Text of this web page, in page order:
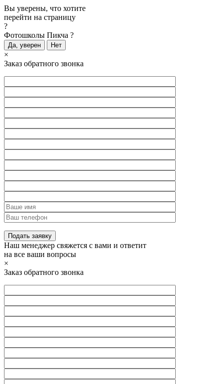
Вы уверены, что хотите
перейти на страницу
?
Фотошколы Пикча ?
×
Заказ обратного звонка
Наш менеджер свяжется с вами и ответит
на все ваши вопросы
×
Заказ обратного звонка